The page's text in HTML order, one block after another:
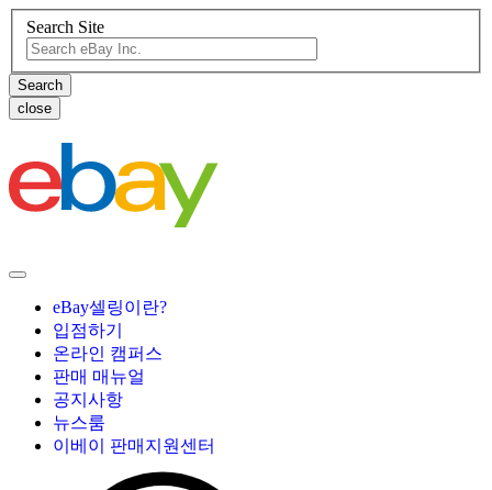
Search Site
close
eBay셀링이란?
입점하기
온라인 캠퍼스
판매 매뉴얼
공지사항
뉴스룸
이베이 판매지원센터